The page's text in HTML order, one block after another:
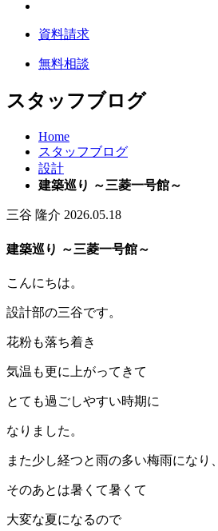
資料請求
無料相談
スタッフブログ
Home
スタッフブログ
設計
建築巡り ～三菱一号館～
三谷 隆介 2026.05.18
建築巡り ～三菱一号館～
こんにちは。
設計部の三谷です。
花粉も落ち着き
気温も更に上がってきて
とても過ごしやすい時期に
なりました。
また少し経つと雨の多い梅雨になり、
そのあとは暑くて暑くて
大変な夏になるので